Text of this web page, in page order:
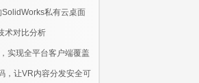
私有云桌面
术对比分析
实现全平台客户端覆盖
，让VR内容分发安全可